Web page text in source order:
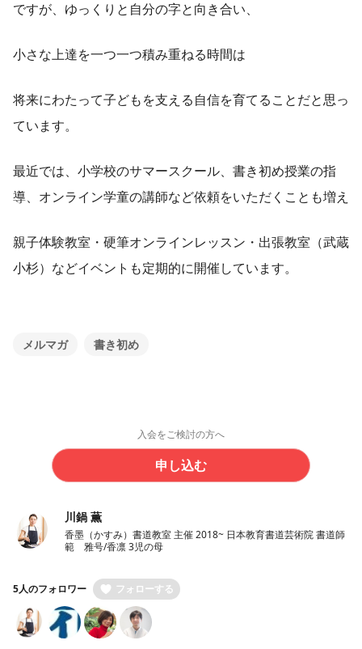
ですが、ゆっくりと自分の字と向き合い、
小さな上達を一つ一つ積み重ねる時間は
将来にわたって子どもを支える自信を育てることだと思っ
ています。
最近では、小学校のサマースクール、書き初め授業の指
導、オンライン学童の講師など依頼をいただくことも増え
親子体験教室・硬筆オンラインレッスン・出張教室（武蔵
小杉）などイベントも定期的に開催しています。
メルマガ 書き初め
入会をご検討の方へ
申し込む
川鍋 薫
香墨（かすみ）書道教室 主催 2018~ 日本教育書道芸術院 書道師
範 雅号/香凛 3児の母
5人のフォロワー フォローする